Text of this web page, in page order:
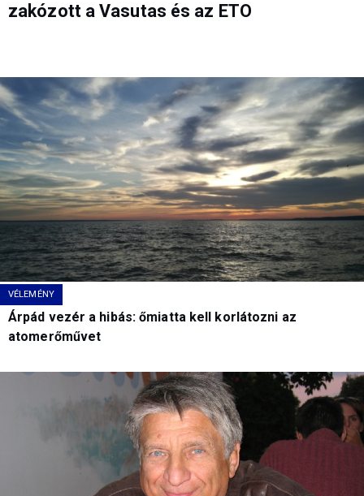
zakózott a Vasutas és az ETO
VÉLEMÉNY
Árpád vezér a hibás: őmiatta kell korlátozni az
atomerőművet